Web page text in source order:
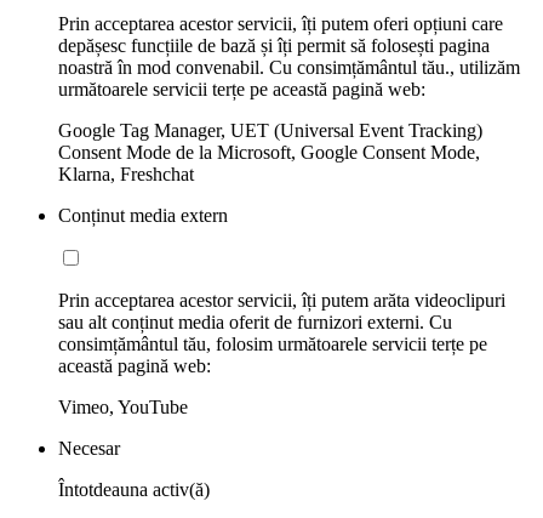
Prin acceptarea acestor servicii, îți putem oferi opțiuni care
depășesc funcțiile de bază și îți permit să folosești pagina
noastră în mod convenabil. Cu consimțământul tău., utilizăm
următoarele servicii terțe pe această pagină web:
Google Tag Manager, UET (Universal Event Tracking)
Consent Mode de la Microsoft, Google Consent Mode,
Klarna, Freshchat
Conținut media extern
Prin acceptarea acestor servicii, îți putem arăta videoclipuri
sau alt conținut media oferit de furnizori externi. Cu
consimțământul tău, folosim următoarele servicii terțe pe
această pagină web:
Vimeo, YouTube
Necesar
Întotdeauna activ(ă)